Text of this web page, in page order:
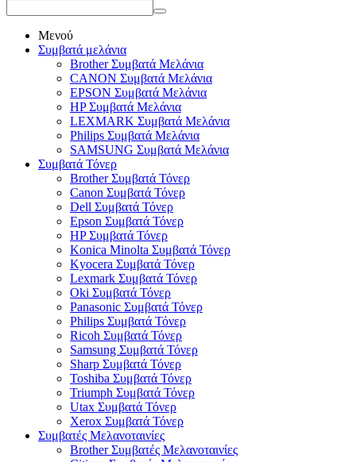
Μενού
Συμβατά μελάνια
Brother Συμβατά Μελάνια
CANON Συμβατά Μελάνια
EPSON Συμβατά Μελάνια
HP Συμβατά Μελάνια
LEXMARK Συμβατά Μελάνια
Philips Συμβατά Μελάνια
SAMSUNG Συμβατά Μελάνια
Συμβατά Τόνερ
Brother Συμβατά Τόνερ
Canon Συμβατά Τόνερ
Dell Συμβατά Τόνερ
Epson Συμβατά Τόνερ
HP Συμβατά Τόνερ
Konica Minolta Συμβατά Τόνερ
Kyocera Συμβατά Τόνερ
Lexmark Συμβατά Τόνερ
Oki Συμβατά Τόνερ
Panasonic Συμβατά Τόνερ
Philips Συμβατά Τόνερ
Ricoh Συμβατά Τόνερ
Samsung Συμβατά Τόνερ
Sharp Συμβατά Τόνερ
Toshiba Συμβατά Τόνερ
Triumph Συμβατά Τόνερ
Utax Συμβατά Τόνερ
Xerox Συμβατά Τόνερ
Συμβατές Μελανοταινίες
Brother Συμβατές Μελανοταινίες